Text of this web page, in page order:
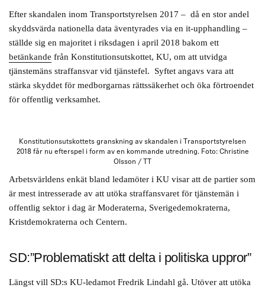
Efter skandalen inom Transportstyrelsen 2017 – då en stor andel
skyddsvärda nationella data äventyrades via en it-upphandling –
ställde sig en majoritet i riksdagen i april 2018 bakom ett
betänkande från Konstitutionsutskottet, KU, om att utvidga
tjänstemäns straffansvar vid tjänstefel. Syftet angavs vara att
stärka skyddet för medborgarnas rättssäkerhet och öka förtroendet
för offentlig verksamhet.
Konstitutionsutskottets granskning av skandalen i Transportstyrelsen
2018 får nu efterspel i form av en kommande utredning. Foto: Christine
Olsson / TT
Arbetsvärldens enkät bland ledamöter i KU visar att de partier som
är mest intresserade av att utöka straffansvaret för tjänstemän i
offentlig sektor i dag är Moderaterna, Sverigedemokraterna,
Kristdemokraterna och Centern.
SD:”Problematiskt att delta i politiska uppror”
Längst vill SD:s KU-ledamot Fredrik Lindahl gå. Utöver att utöka